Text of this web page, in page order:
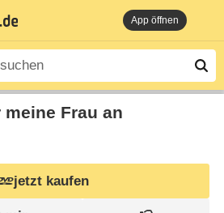
App öffnen
Frau an
jetzt kaufen